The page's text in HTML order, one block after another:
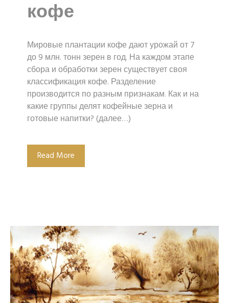
кофе
Мировые плантации кофе дают урожай от 7
до 9 млн. тонн зерен в год. На каждом этапе
сбора и обработки зерен существует своя
классификация кофе. Разделение
производится по разным признакам. Как и на
какие группы делят кофейные зерна и
готовые напитки? (далее…)
Read More